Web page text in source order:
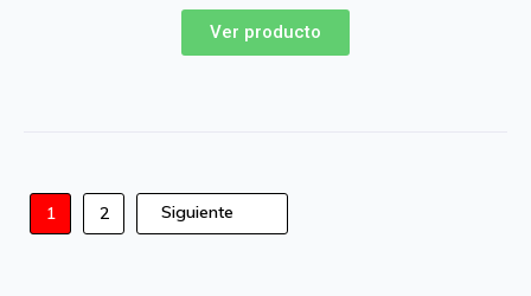
Ver producto
1 2 Siguiente